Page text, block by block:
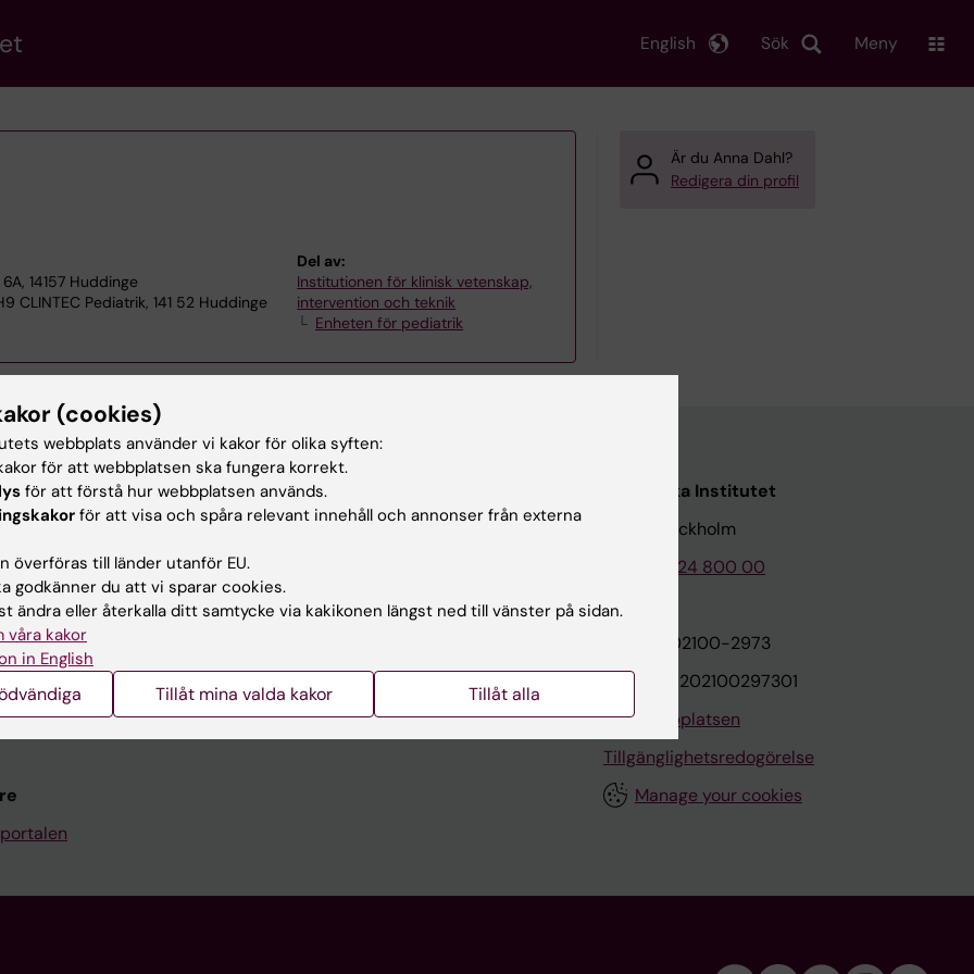
Sök
English Meny
14157 Huddinge
CLINTEC Pediatrik, 141 52 Huddinge
Del av:
Institutionen för klinisk vetenskap,
intervention och teknik
Enheten för pediatrik
Är du Anna Dahl?
Redigera din profil
Kontakta och besök KI
Universitetsbiblioteket
Jobba på KI
Kontakta presstjänsten
Karolinska Institutet
171 77 Stockholm
Tel: 08-524 800 00
Org.nr: 202100-2973
VAT.nr: SE202100297301
Om webbplatsen
Tillgänglighetsredogörelse
Manage your cookies
(cookies)
webbplats använder vi kakor för olika syften:
för att webbplatsen ska fungera korrekt.
för att förstå hur webbplatsen används.
för att visa och spåra relevant innehåll och annonser från externa
överföras till länder utanför EU.
godkänner du att vi sparar cookies.
ändra eller återkalla ditt samtycke via kakikonen längst ned till vänster på sidan.
våra kakor
in English
Tillåt mina valda kakor Tillåt alla